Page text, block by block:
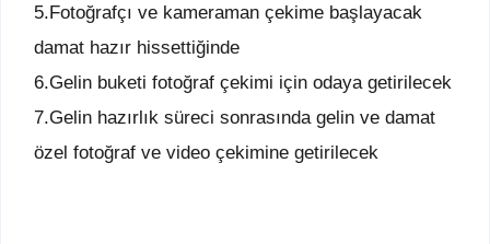
5.Fotoğrafçı ve kameraman çekime başlayacak
damat hazır hissettiğinde
6.Gelin buketi fotoğraf çekimi için odaya getirilecek
7.Gelin hazırlık süreci sonrasında gelin ve damat
özel fotoğraf ve video çekimine getirilecek